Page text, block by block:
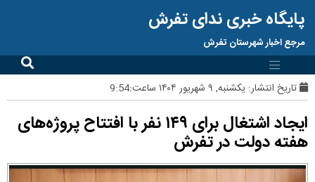
پایگاه خبری ندای تفرش
مرجع اخبار شهرستان تفرش
تاریخ انتشار: یکشنبه, ۹ شهریور ۱۴۰۴ ساعت:9:54
ایجاد اشتغال برای ۱۴۹ نفر با افتتاح پروژه‌های
هفته دولت در تفرش